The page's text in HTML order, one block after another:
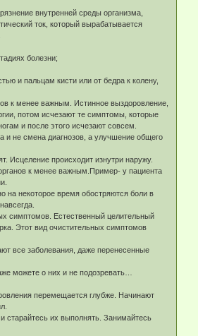
внутренней среды организма,
ток, который вырабатывается
болезни;
и пальцам кисти или от бедра к колену,
к менее важным. Истинное выздоровление,
потом исчезают те симптомы, которые
и после этого исчезают совсем.
и не смена диагнозов, а улучшение общего
Исцеление происходит изнутри наружу.
к менее важным.Пример- у пациента
на некоторое время обостряются боли в
симптомов. Естественный целительный
Этот вид очистительных симптомов
все заболевания, даже перенесенные
можете о них и не подозревать…
перемещается глубже. Начинают
старайтесь их выполнять. Занимайтесь